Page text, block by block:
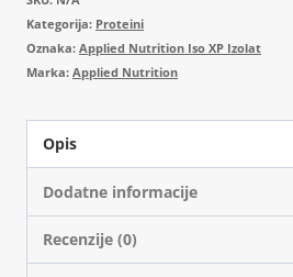
Kategorija: Proteini
Oznaka: Applied Nutrition Iso XP Izolat
Marka: Applied Nutrition
Opis
Dodatne informacije
Recenzije (0)